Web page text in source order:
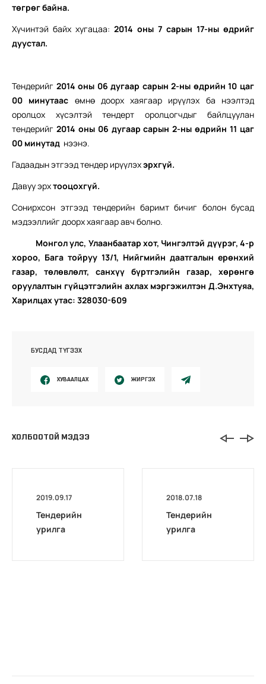
төгрөг байна.
Хүчинтэй байх хугацаа: 2014 оны 7 сарын 17-ны өдрийг
дуустал.
Тендерийг 2014 оны 06 дугаар сарын 2-ны өдрийн 10 цаг
00 минутаас өмнө доорх хаягаар ирүүлэх ба нээлтэд
оролцох хүсэлтэй тендерт оролцогчдыг байлцуулан
тендерийг 2014 оны 06 дугаар сарын 2-ны өдрийн 11 цаг
00 минутад нээнэ.
Гадаадын этгээд тендер ирүүлэхэрхгүй.
Давуу эрхтооцохгүй.
Сонирхсон этгээд тендерийн баримт бичиг болон бусад
мэдээллийг доорх хаягаар авч болно.
Монгол улс, Улаанбаатар хот, Чингэлтэй дүүрэг, 4-р
хороо, Бага тойруу 13/1, Нийгмийн даатгалын ерөнхий
газар, төлөвлөлт, санхүү бүртгэлийн газар, хөрөнгө
оруулалтын гүйцэтгэлийн ахлах мэргэжилтэн Д.Энхтуяа,
Харилцах утас: 328030-609
БУСДАД ТҮГЭЭХ
ХУВААЛЦАХ ЖИРГЭХ
ХОЛБООТОЙ МЭДЭЭ
2019.09.17
Тендерийн
урилга
2018.07.18
Тендерийн
урилга